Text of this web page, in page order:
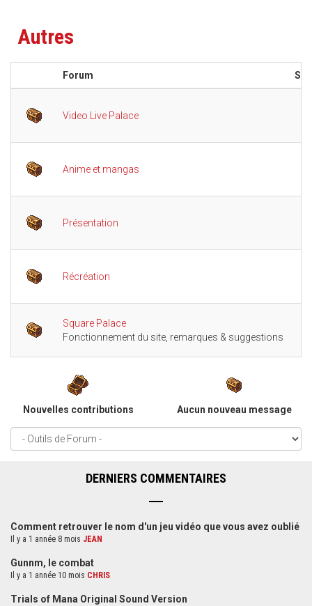
Autres
Forum
Video Live Palace
Anime et mangas
Présentation
Récréation
Square Palace
Fonctionnement du site, remarques & suggestions
Nouvelles contributions Aucun nouveau message
DERNIERS COMMENTAIRES
Comment retrouver le nom d'un jeu vidéo que vous avez oublié
Il y a 1 année 8 mois JEAN
Gunnm, le combat
Il y a 1 année 10 mois CHRIS
Trials of Mana Original Sound Version